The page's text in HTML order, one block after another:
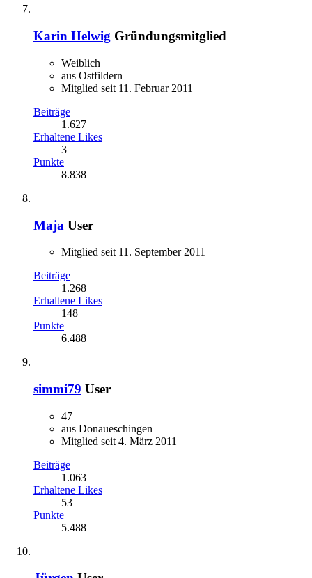
Karin Helwig Gründungsmitglied
Weiblich
aus Ostfildern
Mitglied seit 11. Februar 2011
Beiträge
1.627
Erhaltene Likes
3
Punkte
8.838
Maja User
Mitglied seit 11. September 2011
Beiträge
1.268
Erhaltene Likes
148
Punkte
6.488
simmi79 User
47
aus Donaueschingen
Mitglied seit 4. März 2011
Beiträge
1.063
Erhaltene Likes
53
Punkte
5.488